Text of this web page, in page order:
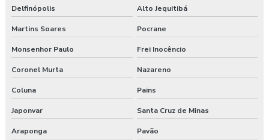
Delfinópolis Alto Jequitibá
Martins Soares Pocrane
Monsenhor Paulo Frei Inocêncio
Coronel Murta Nazareno
Coluna Pains
Japonvar Santa Cruz de Minas
Araponga Pavão